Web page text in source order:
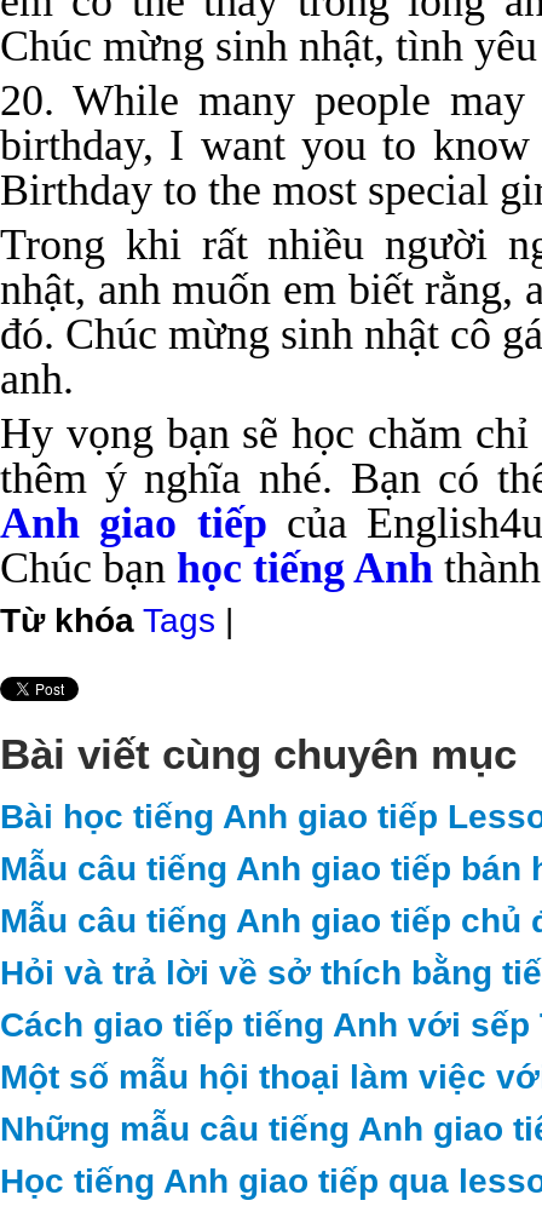
Chúc mừng sinh nhật, tình
20. While many people
birthday, I want you to
Birthday to the most special
Trong khi rất nhiều người
nhật, anh muốn em biết rằng,
đó. Chúc mừng sinh nhật cô
anh.
Hy vọng bạn sẽ học chăm
thêm ý nghĩa nhé. Bạn có
Anh giao tiếp của
Chúc bạn học tiếng Anh
Từ khóa Tags |
Bài viết cùng chuyên mục
Bài học tiếng Anh giao tiếp
Mẫu câu tiếng Anh giao tiếp bán
Mẫu câu tiếng Anh giao tiếp
Hỏi và trả lời về sở thích bằng
Cách giao tiếp tiếng Anh với sếp
Một số mẫu hội thoại làm việc
Những mẫu câu tiếng Anh giao
Học tiếng Anh giao tiếp qua